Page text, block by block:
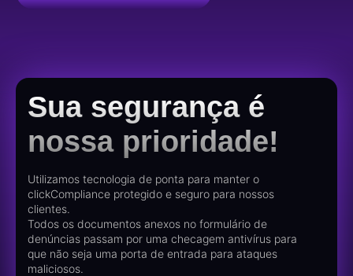
Sua segurança é
nossa prioridade!
Utilizamos tecnologia de ponta para manter o
clickCompliance protegido e seguro para nossos
clientes.
Todos os documentos anexos no formulário de
denúncias passam por uma checagem antivírus para
que não seja uma porta de entrada para ataques
maliciosos.